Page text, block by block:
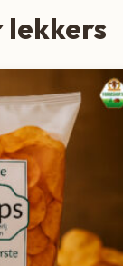
lekkers